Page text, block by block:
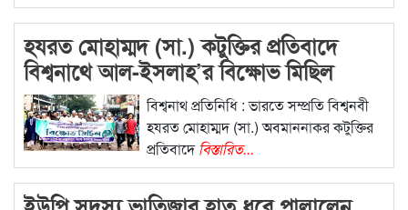
হযরত মোহাম্মদ (সা.) কটুক্তির প্রতিবাদে
বিশ্বনাথে আল-ইসলাহ’র বিক্ষোভ মিছিল
বিশ্বনাথ প্রতিনিধি : ভারতে সম্প্রতি বিশ্বনবী
হযরত মোহাম্মদ (সা.) অবমাননাকর কটুক্তির
প্রতিবাদেবিস্তারিত...